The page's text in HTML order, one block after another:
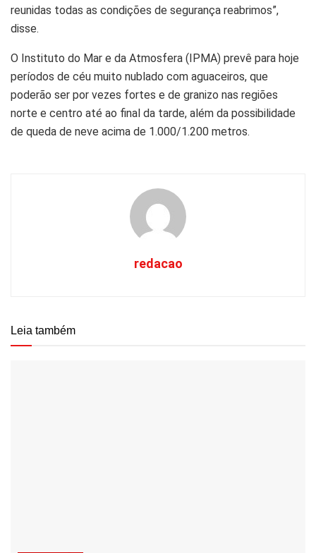
reunidas todas as condições de segurança reabrimos”,
disse.
O Instituto do Mar e da Atmosfera (IPMA) prevê para hoje
períodos de céu muito nublado com aguaceiros, que
poderão ser por vezes fortes e de granizo nas regiões
norte e centro até ao final da tarde, além da possibilidade
de queda de neve acima de 1.000/1.200 metros.
redacao
Leia também